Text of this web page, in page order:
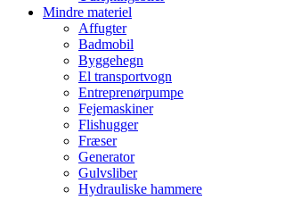
Mindre materiel
Affugter
Badmobil
Byggehegn
El transportvogn
Entreprenørpumpe
Fejemaskiner
Flishugger
Fræser
Generator
Gulvsliber
Hydrauliske hammere